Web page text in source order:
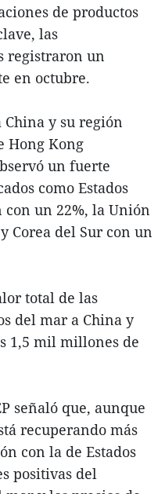
de productos
las
registraron un
en octubre.
y su región
Hong Kong
un fuerte
como Estados
con un 22%, la Unión
Corea del Sur con un
total de las
del mar a China y
1,5 mil millones de
señaló que, aunque
recuperando más
con la de Estados
positivas del